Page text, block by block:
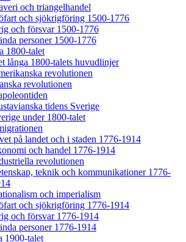
och triangelhandel
och sjökrigföring 1500-1776
och försvar 1500-1776
personer 1500-1776
1800-talet
långa 1800-talets huvudlinjer
revolutionen
revolutionen
tidens Sverige
under 1800-talet
på landet och i staden 1776-1914
och handel 1776-1914
revolutionen
teknik och kommunikationer 1776-
och imperialism
och sjökrigföring 1776-1914
och försvar 1776-1914
personer 1776-1914
1900-talet